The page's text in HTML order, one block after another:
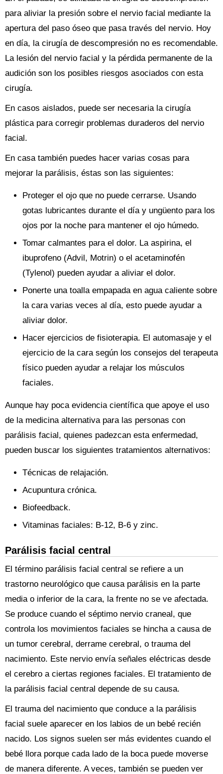
para aliviar la presión sobre el nervio facial mediante la
apertura del paso óseo que pasa través del nervio. Hoy
en día, la cirugía de descompresión no es recomendable.
La lesión del nervio facial y la pérdida permanente de la
audición son los posibles riesgos asociados con esta
cirugía.
En casos aislados, puede ser necesaria la cirugía
plástica para corregir problemas duraderos del nervio
facial.
En casa también puedes hacer varias cosas para
mejorar la parálisis, éstas son las siguientes:
Proteger el ojo que no puede cerrarse. Usando
gotas lubricantes durante el día y ungüento para los
ojos por la noche para mantener el ojo húmedo.
Tomar calmantes para el dolor. La aspirina, el
ibuprofeno (Advil, Motrin) o el acetaminofén
(Tylenol) pueden ayudar a aliviar el dolor.
Ponerte una toalla empapada en agua caliente sobre
la cara varias veces al día, esto puede ayudar a
aliviar dolor.
Hacer ejercicios de fisioterapia. El automasaje y el
ejercicio de la cara según los consejos del terapeuta
físico pueden ayudar a relajar los músculos
faciales.
Aunque hay poca evidencia científica que apoye el uso
de la medicina alternativa para las personas con
parálisis facial, quienes padezcan esta enfermedad,
pueden buscar los siguientes tratamientos alternativos:
Técnicas de relajación.
Acupuntura crónica.
Biofeedback.
Vitaminas faciales: B-12, B-6 y zinc.
Parálisis facial central
El término parálisis facial central se refiere a un
trastorno neurológico que causa parálisis en la parte
media o inferior de la cara, la frente no se ve afectada.
Se produce cuando el séptimo nervio craneal, que
controla los movimientos faciales se hincha a causa de
un tumor cerebral, derrame cerebral, o trauma del
nacimiento. Este nervio envía señales eléctricas desde
el cerebro a ciertas regiones faciales. El tratamiento de
la parálisis facial central depende de su causa.
El trauma del nacimiento que conduce a la parálisis
facial suele aparecer en los labios de un bebé recién
nacido. Los signos suelen ser más evidentes cuando el
bebé llora porque cada lado de la boca puede moverse
de manera diferente. A veces, también se pueden ver